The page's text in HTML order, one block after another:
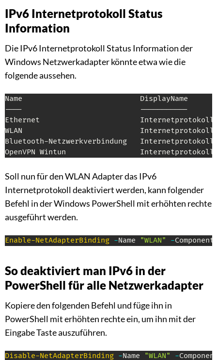
IPv6 Internetprotokoll Status
Information
Die IPv6 Internetprotokoll Status Information der
Windows Netzwerkadapter könnte etwa wie die
folgende aussehen.
Name                           DisplayName
----                           -----------
Ethernet                       Internetprotokoll,
WLAN                           Internetprotokoll,
Bluetooth-Netzwerkverbindung
OpenVPN Wintun
Soll nun für den WLAN Adapter das IPv6
Internetprotokoll deaktiviert werden, kann folgender
Befehl in der Windows PowerShell mit erhöhten rechte
ausgeführt werden.
Enable-NetAdapterBinding -Name "WLAN" -
So deaktiviert man IPv6 in der
PowerShell für alle Netzwerkadapter
Kopiere den folgenden Befehl und füge ihn in
PowerShell mit erhöhten rechte ein, um ihn mit der
Eingabe Taste auszuführen.
Disable-NetAdapterBinding -Name "WLAN" -